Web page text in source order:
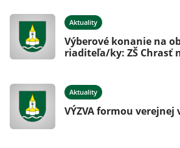
Aktuality
Výberové konanie na
riaditeľa/ky: ZŠ Chrasť
Aktuality
VÝZVA formou verejnej